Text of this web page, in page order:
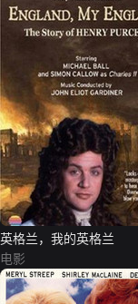
英格兰，我的英格兰
电影